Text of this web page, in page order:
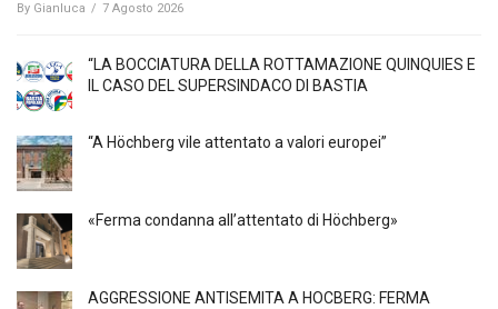
By Gianluca / 7 Agosto 2026
“LA BOCCIATURA DELLA ROTTAMAZIONE QUINQUIES E
IL CASO DEL SUPERSINDACO DI BASTIA
“A Höchberg vile attentato a valori europei”
«Ferma condanna all’attentato di Höchberg»
AGGRESSIONE ANTISEMITA A HÖCBERG: FERMA